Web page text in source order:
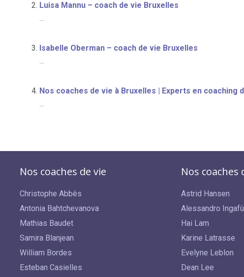
Luisa Mannu – coach de vie Bruxelles
...
Isabelle Oberman – coach de vie Bruxelles
...
Nos coaches de vie à Bruxelles | Experts en coaching
...
Nos coaches de vie
Christophe Abbès
Antonia Bahtchevanova
Mathias Baudet
Samira Blanjean
William Bordes
Esteban Casielles
Nos coaches
Astrid Hansen
Alessandro
Hai Lam
Karine Latrasse
Evelyne Leblon
Dean Lee